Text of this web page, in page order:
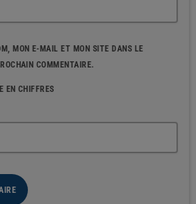
MON E-MAIL ET MON SITE DANS LE
COMMENTAIRE.
EN CHIFFRES